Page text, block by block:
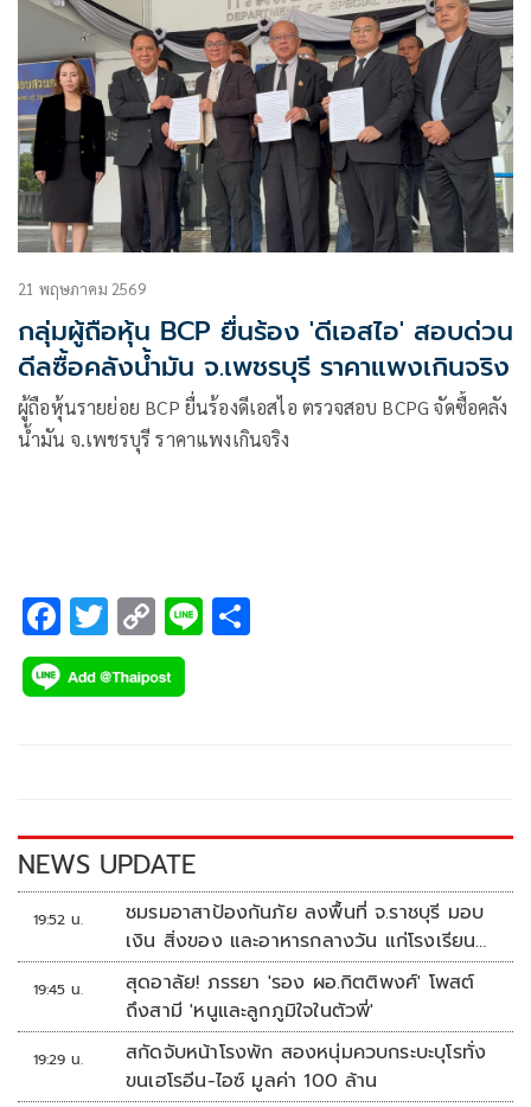
โครงการคลังน้ำมัน โยงเครือข่ายทุนเทา
21 พฤษภาคม 2569
กลุ่มผู้ถือหุ้น BCP ยื่นร้อง 'ดีเอสไอ' สอบด่วน
ดีลซื้อคลังน้ำมัน จ.เพชรบุรี ราคาแพงเกินจริง
ผู้ถือหุ้นรายย่อย BCP ยื่นร้องดีเอสไอ ตรวจสอบ BCPG จัดซื้อคลัง
น้ำมัน จ.เพชรบุรี ราคาแพงเกินจริง
F
ac
e
k
T
wi
tt
C
o
p
k
Li
NEWS UPDATE
19:52 น.
ชมรมอาสาป้องกันภัย ลงพื้นที่ จ.ราชบุรี มอบ
เงิน สิ่งของ และอาหารกลางวัน แก่โรงเรียน
บ้านหนองน้ำใส
19:45 น.
สุดอาลัย! ภรรยา 'รอง ผอ.กิตติพงศ์' โพสต์
ถึงสามี 'หนูและลูกภูมิใจในตัวพี่'
19:29 น.
สกัดจับหน้าโรงพัก สองหนุ่มควบกระบะบุโรทั่ง
ขนเฮโรอีน-ไอซ์ มูลค่า 100 ล้าน